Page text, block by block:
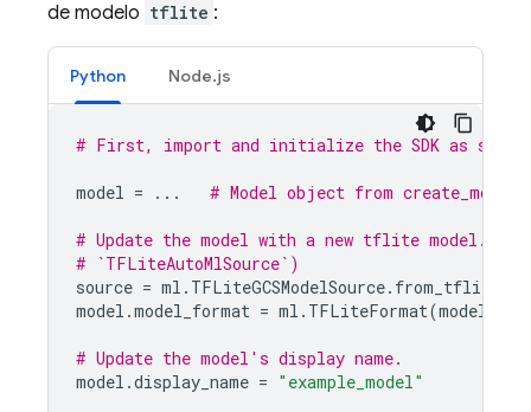
de modelo tflite :
Python Node.js
# First, import and initialize the SDK as shown
model = ... # Model object from
# Update the model with a new tflite model.
# `TFLiteAutoMlSource`)
source = ml . TFLiteGCSModelSource.
model .model_format = ml . TFLiteFormat(
# Update the model's display name.
model .display_name = "example_model"